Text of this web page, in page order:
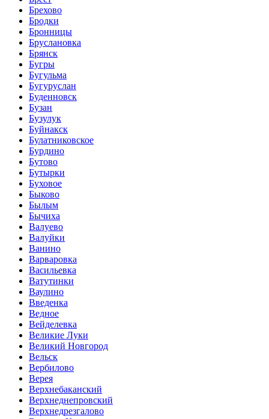
Брехово
Бродки
Бронницы
Бруслановка
Брянск
Бугры
Бугульма
Бугуруслан
Буденновск
Бузан
Бузулук
Буйнакск
Булатниковское
Бурдино
Бутово
Бутырки
Буховое
Быково
Былым
Бычиха
Валуево
Валуйки
Ванино
Варваровка
Васильевка
Ватутинки
Ваулино
Введенка
Ведное
Вейделевка
Великие Луки
Великий Новгород
Вельск
Вербилово
Верея
Верхнебаканский
Верхнеднепровский
Верхнедрезгалово